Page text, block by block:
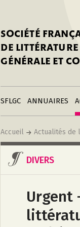
SOCIÉTÉ
DE LITTÉRATURE
GÉNÉRALE ET
SFLGC
Adhérer à la
Publier sur ce site
LiensANNUAIRES
Créer une
annuaire
Modifier
annuaire
Créer une
institution
Accueil Actualités de
DIVERS
Urgent